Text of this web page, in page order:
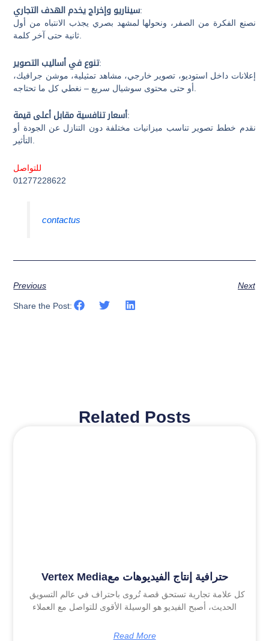
سيناريو وإخراج يخدم الهدف التجاري:
نصنع الفكرة من الصفر، ونحولها لمشهد بصري يجذب الانتباه من أول
تنوع في أساليب التصوير:
إعلانات داخل استوديو، تصوير خارجي، مشاهد تمثيلية، موشن جرافيك،
أسعار تنافسية مقابل أعلى قيمة:
نقدم خطط تصوير تناسب ميزانيات مختلفة دون التنازل عن الجودة أو
01277228622
contactus
Previous Next
Share the Post:
Related Posts
Vertex Mediaحترافية إنتاج الفيديوهات مع
الحديث، أصبح الفيديو هو الوسيلة الأقوى للتواصل مع العملاء
Read More